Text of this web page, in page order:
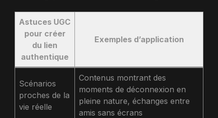
Astuces UGC
pour créer
du lien
authentique
Exemples d’application
Scénarios
proches de la
vie réelle
Contenus montrant des
moments de déconnexion en
pleine nature, échanges entre
amis sans écrans